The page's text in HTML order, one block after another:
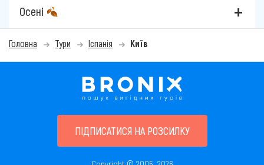
Осені
Головна Тури Іспанія Київ
ПІДПИСАТИСЯ НА РОЗСИЛКУ